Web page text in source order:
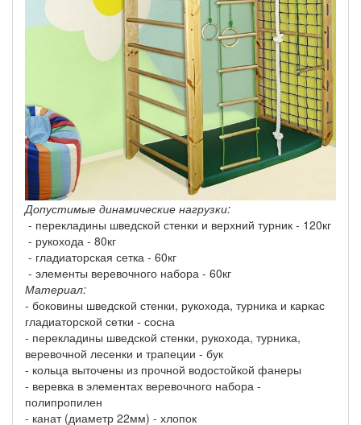
Допустимые динамические нагрузки:
- перекладины шведской стенки и верхний турник - 120кг
- рукохода - 80кг
- гладиаторская сетка - 60кг
- элементы веревочного набора - 60кг
Материал:
- боковины шведской стенки, рукохода, турника и каркас
гладиаторской сетки - сосна
- перекладины шведской стенки, рукохода, турника,
веревочной лесенки и трапеции - бук
- кольца выточены из прочной водостойкой фанеры
- веревка в элементах веревочного набора -
полипропилен
- канат (диаметр 22мм) - хлопок